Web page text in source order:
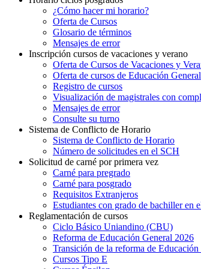
¿Cómo hacer mi horario?
Oferta de Cursos
Glosario de términos
Mensajes de error
Inscripción cursos de vacaciones y verano
Oferta de Cursos de Vacaciones y
Oferta de cursos de Educación General
Registro de cursos
Visualización de magistrales con
Mensajes de error
Consulte su turno
Sistema de Conflicto de Horario
Sistema de Conflicto de Horario
Número de solicitudes en el SCH
Solicitud de carné por primera vez
Carné para pregrado
Carné para posgrado
Requisitos Extranjeros
Estudiantes con grado de bachiller en
Reglamentación de cursos
Ciclo Básico Uniandino (CBU)
Reforma de Educación General 2026
Transición de la reforma de
Cursos Tipo E